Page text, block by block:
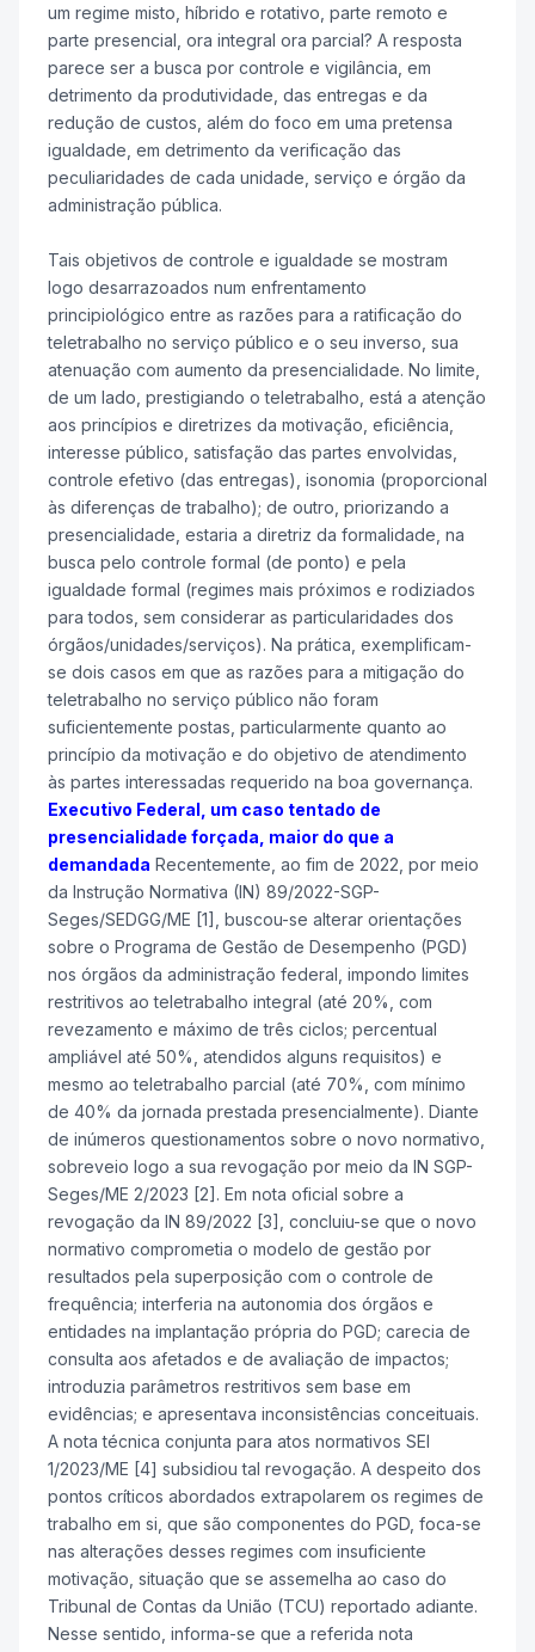
um regime misto, híbrido e rotativo, parte remoto e
parte presencial, ora integral ora parcial? A resposta
parece ser a busca por controle e vigilância, em
detrimento da produtividade, das entregas e da
redução de custos, além do foco em uma pretensa
igualdade, em detrimento da verificação das
peculiaridades de cada unidade, serviço e órgão da
administração pública.
Tais objetivos de controle e igualdade se mostram
logo desarrazoados num enfrentamento
principiológico entre as razões para a ratificação do
teletrabalho no serviço público e o seu inverso, sua
atenuação com aumento da presencialidade. No limite,
de um lado, prestigiando o teletrabalho, está a atenção
aos princípios e diretrizes da motivação, eficiência,
interesse público, satisfação das partes envolvidas,
controle efetivo (das entregas), isonomia (proporcional
às diferenças de trabalho); de outro, priorizando a
presencialidade, estaria a diretriz da formalidade, na
busca pelo controle formal (de ponto) e pela
igualdade formal (regimes mais próximos e rodiziados
para todos, sem considerar as particularidades dos
órgãos/unidades/serviços). Na prática, exemplificam-
se dois casos em que as razões para a mitigação do
teletrabalho no serviço público não foram
suficientemente postas, particularmente quanto ao
princípio da motivação e do objetivo de atendimento
às partes interessadas requerido na boa governança.
Executivo Federal, um caso tentado de
presencialidade forçada, maior do que a
demandada Recentemente, ao fim de 2022, por meio
da Instrução Normativa (IN) 89/2022-SGP-
Seges/SEDGG/ME [1], buscou-se alterar orientações
sobre o Programa de Gestão de Desempenho (PGD)
nos órgãos da administração federal, impondo limites
restritivos ao teletrabalho integral (até 20%, com
revezamento e máximo de três ciclos; percentual
ampliável até 50%, atendidos alguns requisitos) e
mesmo ao teletrabalho parcial (até 70%, com mínimo
de 40% da jornada prestada presencialmente). Diante
de inúmeros questionamentos sobre o novo normativo,
sobreveio logo a sua revogação por meio da IN SGP-
Seges/ME 2/2023 [2]. Em nota oficial sobre a
revogação da IN 89/2022 [3], concluiu-se que o novo
normativo comprometia o modelo de gestão por
resultados pela superposição com o controle de
frequência; interferia na autonomia dos órgãos e
entidades na implantação própria do PGD; carecia de
consulta aos afetados e de avaliação de impactos;
introduzia parâmetros restritivos sem base em
evidências; e apresentava inconsistências conceituais.
A nota técnica conjunta para atos normativos SEI
1/2023/ME [4] subsidiou tal revogação. A despeito dos
pontos críticos abordados extrapolarem os regimes de
trabalho em si, que são componentes do PGD, foca-se
nas alterações desses regimes com insuficiente
motivação, situação que se assemelha ao caso do
Tribunal de Contas da União (TCU) reportado adiante.
Nesse sentido, informa-se que a referida nota